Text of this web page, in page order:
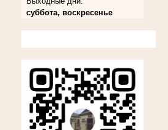
суббота, воскресенье